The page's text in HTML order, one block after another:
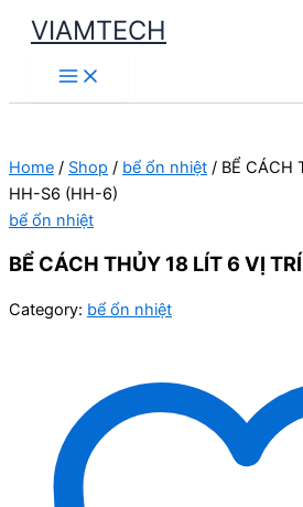
Skip
content
VIAMTECH
Main
Menu
Home / Shop / bể ổn nhiệt / BỂ CÁCH
HH-S6 (HH-6)
bể ổn nhiệt
BỂ CÁCH THỦY 18 LÍT 6 VỊ
Category: bể ổn nhiệt